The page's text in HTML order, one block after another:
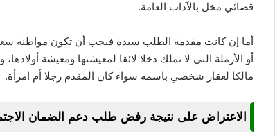
قضائي مخل بالآداب العامة.
أما إن كانت مقدمة الطلب سيدة فيجب أن تكون مواطنة
أو الأرملة التي لا تملك دخلا لائقا لمعيشتها ومعيشة
مالكا لعقار شخصي باسمه سواء كان المقدم رجلا أم امرأة.
الاعتراض على نتيجة رفض طلب دعم الضمان